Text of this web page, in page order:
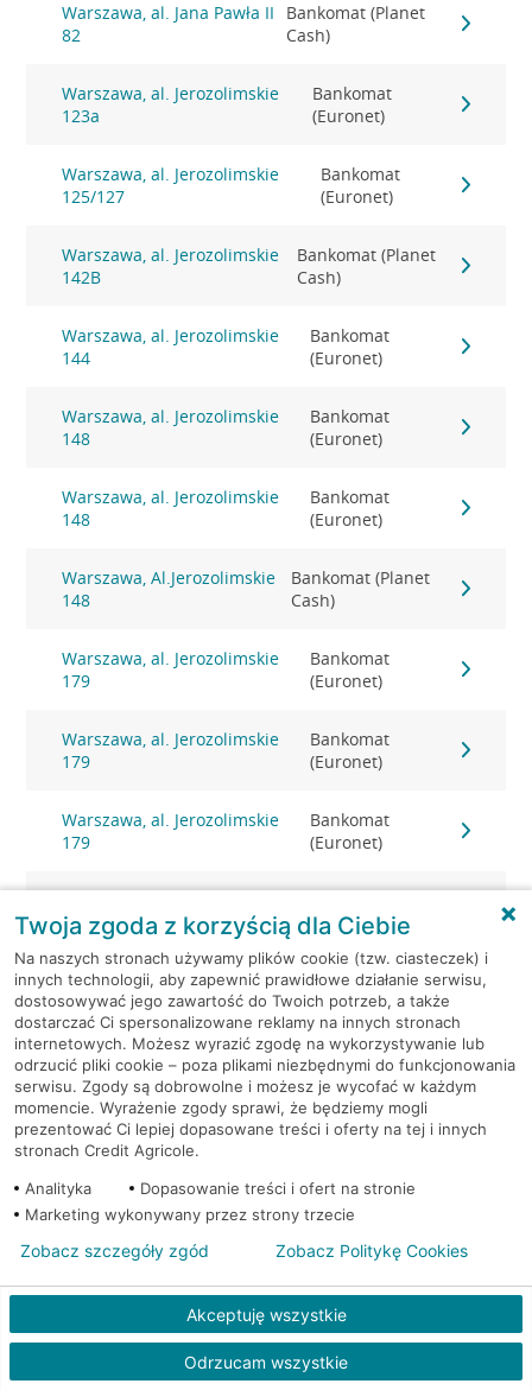
Warszawa, al. Jana Pawła II
82
Bankomat (Planet
Cash)
Warszawa, al. Jerozolimskie
123a
Bankomat
(Euronet)
Warszawa, al. Jerozolimskie
125/127
Bankomat
(Euronet)
Warszawa, al. Jerozolimskie
142B
Bankomat (Planet
Cash)
Warszawa, al. Jerozolimskie
144
Bankomat
(Euronet)
Warszawa, al. Jerozolimskie
148
Bankomat
(Euronet)
Warszawa, al. Jerozolimskie
148
Bankomat
(Euronet)
Warszawa, Al.Jerozolimskie
148
Bankomat (Planet
Cash)
Warszawa, al. Jerozolimskie
179
Bankomat
(Euronet)
Warszawa, al. Jerozolimskie
179
Bankomat
(Euronet)
Warszawa, al. Jerozolimskie
179
Bankomat
(Euronet)
179
(Euronet)
Warszawa, al. Jerozolimskie
179
Bankomat (Planet
Cash)
Warszawa, al. Jerozolimskie
179
Bankomat
(Euronet)
Warszawa, al. Jerozolimskie
Bankomat (Planet
Warszawa, Al.Jerozolimskie
184
Bankomat (Planet
Cash)
Warszawa, al. Jerozolimskie
Bankomat
(Euronet)
Warszawa, al. Bankomat w placówce
Twoja zgoda z korzyścią dla Ciebie
Na naszych stronach używamy plików cookie (tzw. ciasteczek) i
innych technologii, aby zapewnić prawidłowe działanie serwisu,
dostosowywać jego zawartość do Twoich potrzeb, a także
dostarczać Ci spersonalizowane reklamy na innych stronach
internetowych. Możesz wyrazić zgodę na wykorzystywanie lub
odrzucić pliki cookie – poza plikami niezbędnymi do funkcjonowania
serwisu. Zgody są dobrowolne i możesz je wycofać w każdym
momencie. Wyrażenie zgody sprawi, że będziemy mogli
prezentować Ci lepiej dopasowane treści i oferty na tej i innych
stronach Credit Agricole.
Analityka
Dopasowanie treści i ofert na stronie
Marketing wykonywany przez strony trzecie
Akceptuję wszystkie
Odrzucam wszystkie
Zobacz szczegóły zgód Zobacz Politykę Cookies